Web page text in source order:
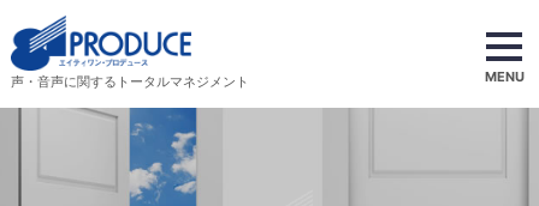
声・音声に関するトータルマネジメント MENU